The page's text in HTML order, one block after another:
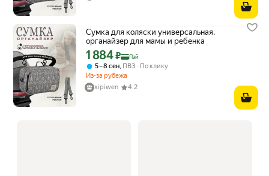
Сумка для коляски универсальная,
органайзер для мамы и ребенка
Цена с картой Яндекс Пэй 1884 ₽ вместо
1 884₽ Пэй
5 – 8 сен, ПВЗ
По клику
Из-за рубежа
xipiwen
4.2